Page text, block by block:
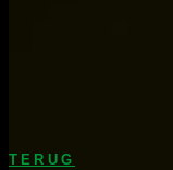
TERUG